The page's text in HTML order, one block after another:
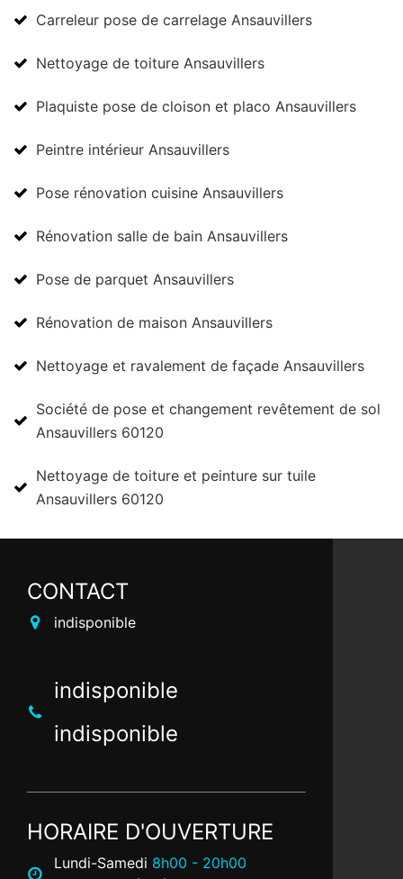
Carreleur pose de carrelage Ansauvillers
Nettoyage de toiture Ansauvillers
Plaquiste pose de cloison et placo Ansauvillers
Peintre intérieur Ansauvillers
Pose rénovation cuisine Ansauvillers
Rénovation salle de bain Ansauvillers
Pose de parquet Ansauvillers
Rénovation de maison Ansauvillers
Nettoyage et ravalement de façade Ansauvillers
Société de pose et changement revêtement de sol
Ansauvillers 60120
Nettoyage de toiture et peinture sur tuile
Ansauvillers 60120
CONTACT
indisponible
indisponible
indisponible
HORAIRE D'OUVERTURE
Lundi-Samedi 8h00 - 20h00